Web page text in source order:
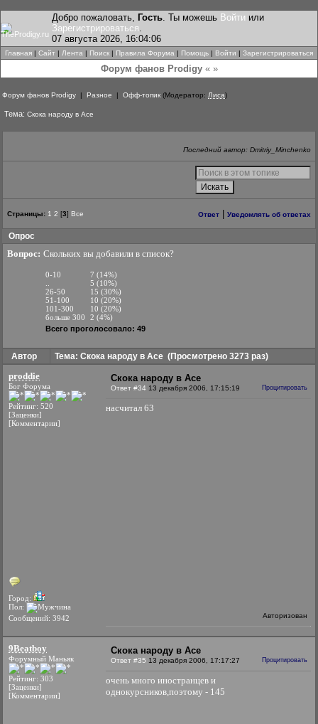
Добро пожаловать, Гость. Ты можешь Войти или
Зарегистрироваться.
07 августа 2026, 16:04:06
Главная | Сайт | Лента | Поиск | Правила Форума | Помощь | Войти | Зарегистрироваться
Форум фанов Prodigy« »
Форум фанов Prodigy | Разное | Офф-топик (Модератор: Лиса)
Тема: Скока народу в Асе
Последний автор: Dmitriy_Minchenko
Страницы: 1 2 [3] Все Ответ Уведомлять об ответах
Опрос
Вопрос: Скольких вы добавили в список?
0-10
7 (14%)
5 (10%)
26-50
15 (30%)
51-100
10 (20%)
101-300
10 (20%)
больше 300
2 (4%)
Всего проголосовало: 49
Автор Тема: Скока народу в Асе (Просмотрено 3273 раз)
proddie
Бог Форума
Рейтинг: 520
[Заценки]
[Комментарии]
Город:
Пол:
Сообщений: 3942
Скока народу в Асе
Ответ #34 13 декабря 2006, 17:15:19 Процитировать
насчитал 63
Авторизован
9Beatboy
Форумный Маньяк
Рейтинг: 303
[Заценки]
[Комментарии]
Скока народу в Асе
Ответ #35 13 декабря 2006, 17:17:27 Процитировать
очень много иностранцев и
однокурсников,поэтому - 145